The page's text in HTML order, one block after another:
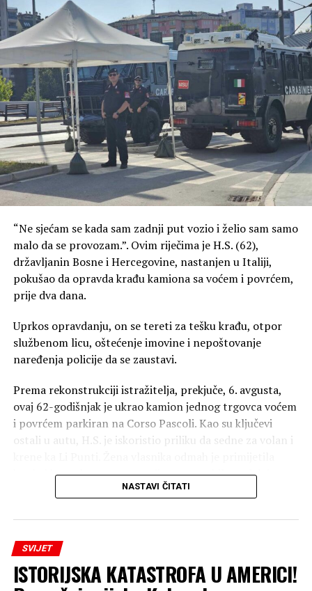
“Ne sjećam se kada sam zadnji put vozio i želio sam samo
malo da se provozam.”. Ovim riječima je H.S. (62),
državljanin Bosne i Hercegovine, nastanjen u Italiji,
pokušao da opravda krađu kamiona sa voćem i povrćem,
prije dva dana.
Uprkos opravdanju, on se tereti za tešku krađu, otpor
službenom licu, oštećenje imovine i nepoštovanje
naređenja policije da se zaustavi.
Prema rekonstrukciji istražitelja, prekjuče, 6. avgusta,
ovaj 62-godišnjak je ukrao kamion jednog trgovca voćem
i povrćem parkiran na Corso Pascoli. Kao su ključevi
ostali u autu, H.S. je iskoristio priliku da sedne za volan i
krađu i krenula u poteru svojim automobilom, dok je
istovremeno pozvala policiju.
Pucnjava tokom potjere
Uslijedila je potera duž bivše auto-puta 131. Uprkos
ponovljenim naređenjima da se zaustavi, H.S. je nastavio
bjekstvo. Da bi blokirali vozilo, karabinjeri su ispalili
NASTAVI ČITATI
SVIJET
ISTORIJSKA KATASTROFA U AMERICI!